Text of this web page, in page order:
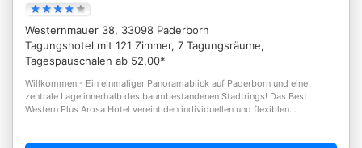
Westernmauer 38, 33098 Paderborn
Tagungshotel mit 121 Zimmer, 7 Tagungsräume,
Tagespauschalen ab 52,00*
Willkommen - Ein einmaliger Panoramablick auf Paderborn und eine
zentrale Lage innerhalb des baumbestandenen Stadtrings! Das Best
Western Plus Arosa Hotel vereint den individuellen und flexiblen...